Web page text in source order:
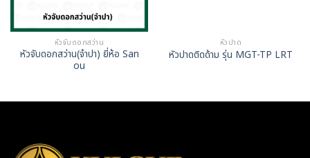
หัวจับดอกสว่าน
หัวจับดอกสว่าน(จำปา) ยี่ห้อ San
ou
หัวปาด
หัวปาดติดด้าม รุ่น MGT-TP LRT